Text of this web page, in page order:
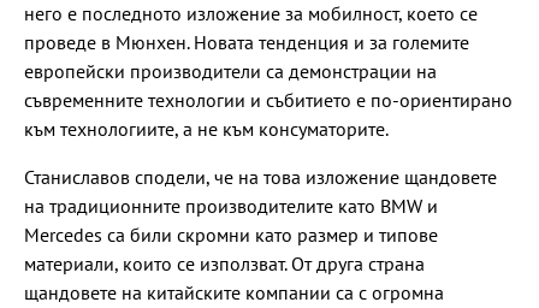
него е последното изложение за мобилност, което се
проведе в Мюнхен. Новата тенденция и за големите
европейски производители са демонстрации на
съвременните технологии и събитието е по-ориентирано
към технологиите, а не към консуматорите.
Станиславов сподели, че на това изложение щандовете
на традиционните производителите като BMW и
Mercedes са били скромни като размер и типове
материали, които се използват. От друга страна
щандовете на китайските компании са с огромна